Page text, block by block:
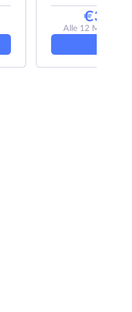
€30.92
Alle 12 Monate